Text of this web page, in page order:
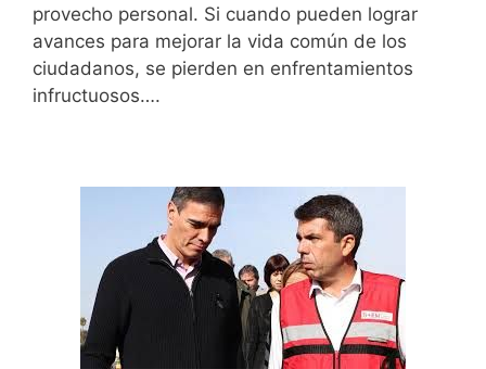
provecho personal. Si cuando pueden lograr
avances para mejorar la vida común de los
ciudadanos, se pierden en enfrentamientos
infructuosos….